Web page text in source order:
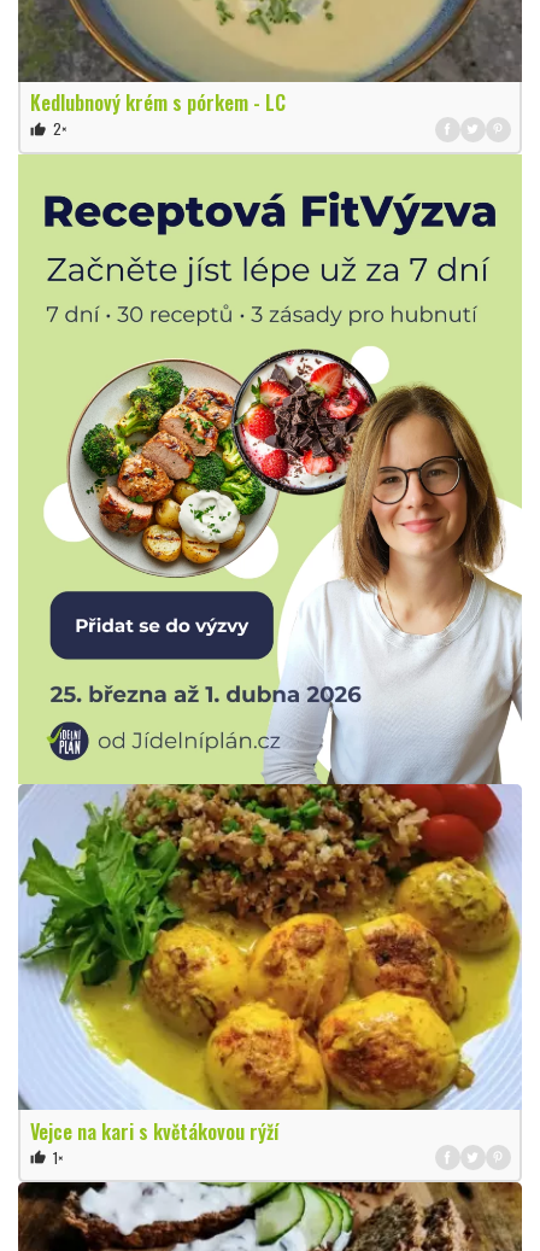
Kedlubnový krém s pórkem - LC
thumb_up 2×
Vejce na kari s květákovou rýží
thumb_up 1×